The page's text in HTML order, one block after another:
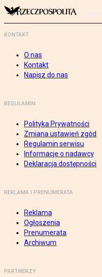
KONTAKT
O nas
Kontakt
Napisz do nas
REGULAMIN
Polityka Prywatności
Zmiana ustawień zgód
Regulamin serwisu
Informacje o nadawcy
Deklaracja dostępności
REKLAMA I PRENUMERATA
Reklama
Ogłoszenia
Prenumerata
Archiwum
PARTNERZY